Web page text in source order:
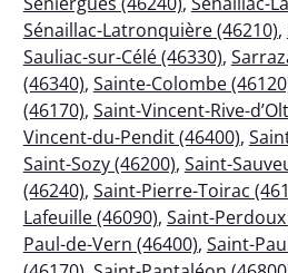
Sénaillac-Latronquière (46210),
Sauliac-sur-Célé (46330),
(46340), Sainte-Colombe
(46170), Saint-Vincent-Rive-
Vincent-du-Pendit (46400),
Saint-Sozy (46200), Saint-
(46240), Saint-Pierre-Toirac
Lafeuille (46090), Saint-Perdoux
Paul-de-Vern (46400), Saint-